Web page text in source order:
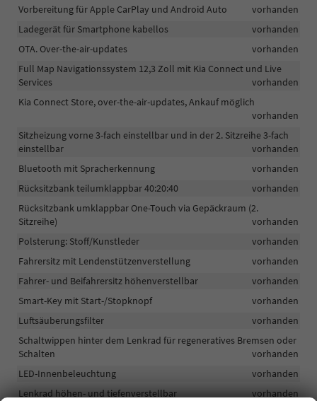
Vorbereitung für Apple CarPlay und Android Auto
vorhanden
Ladegerät für Smartphone kabellos
vorhanden
OTA. Over-the-air-updates
vorhanden
Full Map Navigationssystem 12,3 Zoll mit Kia Connect und Live
Services
vorhanden
Kia Connect Store, over-the-air-updates, Ankauf möglich
vorhanden
Sitzheizung vorne 3-fach einstellbar und in der 2. Sitzreihe 3-fach
einstellbar
vorhanden
Bluetooth mit Spracherkennung
vorhanden
Rücksitzbank teilumklappbar 40:20:40
vorhanden
Rücksitzbank umklappbar One-Touch via Gepäckraum (2.
Sitzreihe)
vorhanden
Polsterung: Stoff/Kunstleder
vorhanden
Fahrersitz mit Lendenstützenverstellung
vorhanden
Fahrer- und Beifahrersitz höhenverstellbar
vorhanden
Smart-Key mit Start-/Stopknopf
vorhanden
Luftsäuberungsfilter
vorhanden
Schaltwippen hinter dem Lenkrad für regeneratives Bremsen oder
Schalten
vorhanden
LED-Innenbeleuchtung
vorhanden
Lenkrad höhen- und tiefenverstellbar
vorhanden